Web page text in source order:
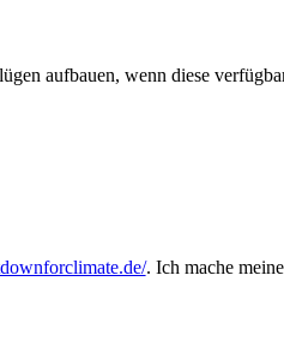
aufbauen, wenn diese
. Ich mache